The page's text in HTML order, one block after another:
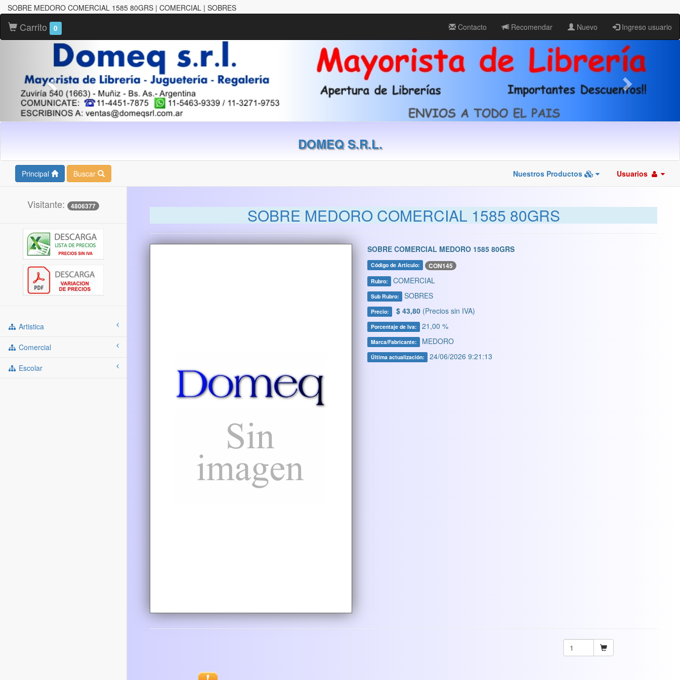
SOBRE MEDORO COMERCIAL 1585 80GRS | COMERCIAL | SOBRES
Carrito 0 Contacto Recomendar Nuevo Ingreso usuario
DOMEQ S.R.L.
Principal Buscar Nuestros Productos Usuarios
Visitante: 4806377
Artistica
Comercial
Escolar
SOBRE MEDORO COMERCIAL 1585 80GRS
SOBRE COMERCIAL MEDORO 1585 80GRS
Código de Artículo: CON145
Rubro: COMERCIAL
Sub Rubro: SOBRES
Precio: $ 43,80 (Precios sin IVA)
Porcentaje de Iva: 21,00 %
Marca/Fabricante: MEDORO
Última actualización: 24/06/2026 9:21:13